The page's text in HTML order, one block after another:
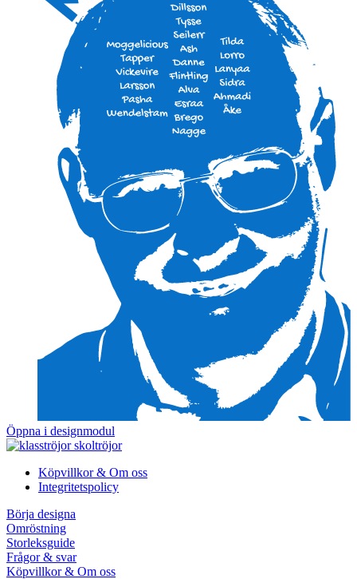
Öppna i designmodul
Köpvillkor & Om oss
Integritetspolicy
Börja designa
Omröstning
Storleksguide
Frågor & svar
Köpvillkor & Om oss